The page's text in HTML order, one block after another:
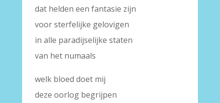
dat helden een fantasie zijn
voor sterfelijke gelovigen
in alle paradijselijke staten
van het numaals
welk bloed doet mij
deze oorlog begrijpen